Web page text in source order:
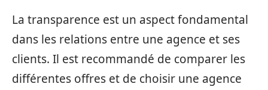
La transparence est un aspect fondamental
dans les relations entre une agence et ses
clients. Il est recommandé de comparer les
différentes offres et de choisir une agence